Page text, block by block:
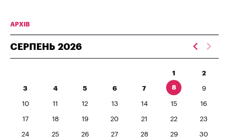
АРХІВ
СЕРПЕНЬ 2026
1 2
3 4 5 6 7 8 9
10 11 12 13 14 15 16
17 18 19 20 21 22 23
24 25 26 27 28 29 30